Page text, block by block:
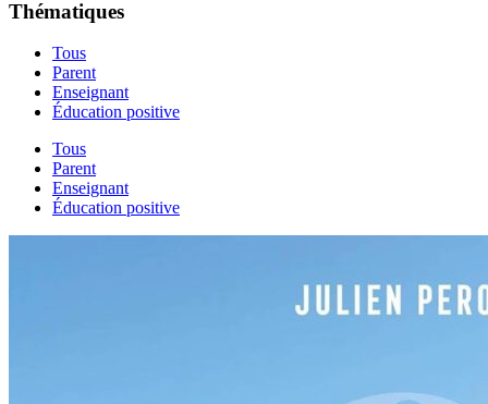
Thématiques
Tous
Parent
Enseignant
Éducation positive
Tous
Parent
Enseignant
Éducation positive